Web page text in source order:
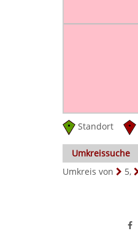
Standort
Umkreissuche
Umkreis von
5,